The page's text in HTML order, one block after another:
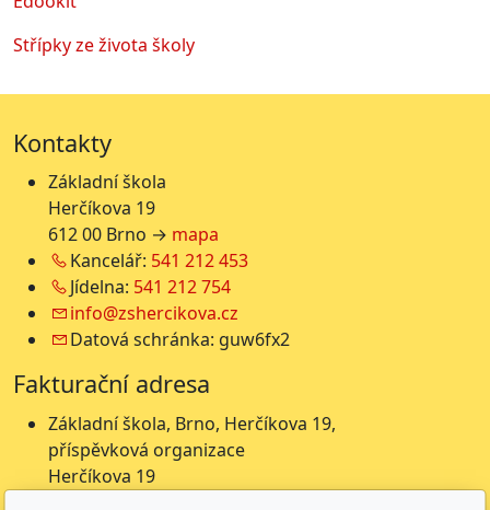
Střípky ze života školy
Kontakty
Základní škola
Herčíkova 19
612 00 Brno → mapa
Kancelář: 541 212 453
Jídelna: 541 212 754
info@zshercikova.cz
Datová schránka: guw6fx2
Fakturační adresa
Základní škola, Brno, Herčíkova 19,
příspěvková organizace
Herčíkova 19